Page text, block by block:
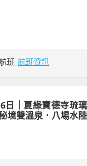
班 航班資訊
日｜夏綠寶德寺琉
境雙溫泉．八場水